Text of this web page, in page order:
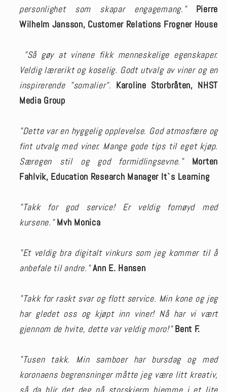
personlighet som skapar engagemang." Pierre
Wilhelm Jansson, Customer Relations Frogner House
"Så gøy at vinene fikk menneskelige egenskaper.
Veldig lærerikt og koselig. Godt utvalg av viner og en
inspirerende "somalier". Karoline Storbråten, NHST
Media Group
"Dette var en hyggelig opplevelse. God atmosfære og
fint utvalg med viner. Mange gode tips til eget kjøp.
Særegen stil og god formidlingsevne." Morten
Fahlvik, Education Research Manager It`s Learning
"Takk for god service! Er veldig fornøyd med
kursene."Mvh Monica
"Et veldig bra digitalt vinkurs som jeg kommer til å
anbefale til andre."Ann E. Hansen
"Takk for raskt svar og flott service. Min kone og jeg
har gledet oss og kjøpt inn viner! Nå har vi vært
gjennom de hvite, dette var veldig moro!"Bent F.
"Tusen takk. Min samboer har bursdag og med
koronaens begrensninger måtte jeg være litt kreativ,
så da blir det deg på storskjerm hjemme i et lite